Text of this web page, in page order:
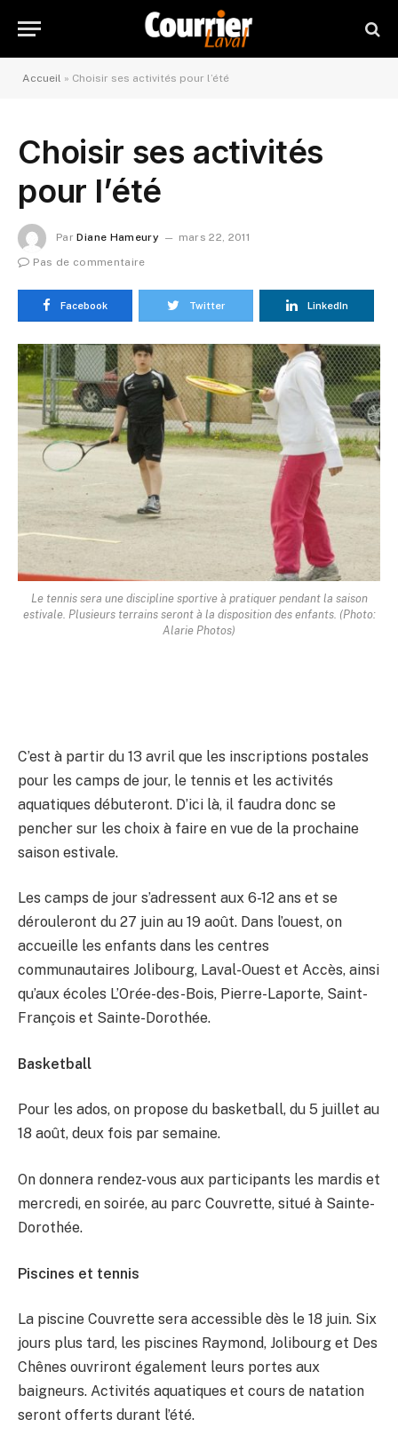
Accueil » Choisir ses activités pour l’été
Choisir ses activités
pour l’été
Par Diane Hameury
mars 22, 2011
Pas de commentaire
Facebook Twitter LinkedIn
Le tennis sera une discipline sportive à pratiquer pendant la saison
estivale. Plusieurs terrains seront à la disposition des enfants. (Photo:
Alarie Photos)
C’est à partir du 13 avril que les inscriptions postales
pour les camps de jour, le tennis et les activités
aquatiques débuteront. D’ici là, il faudra donc se
pencher sur les choix à faire en vue de la prochaine
saison estivale.
Les camps de jour s’adressent aux 6-12 ans et se
dérouleront du 27 juin au 19 août. Dans l’ouest, on
accueille les enfants dans les centres
communautaires Jolibourg, Laval-Ouest et Accès, ainsi
qu’aux écoles L’Orée-des-Bois, Pierre-Laporte, Saint-
François et Sainte-Dorothée.
Basketball
Pour les ados, on propose du basketball, du 5 juillet au
18 août, deux fois par semaine.
On donnera rendez-vous aux participants les mardis et
mercredi, en soirée, au parc Couvrette, situé à Sainte-
Dorothée.
Piscines et tennis
La piscine Couvrette sera accessible dès le 18 juin. Six
jours plus tard, les piscines Raymond, Jolibourg et Des
Chênes ouvriront également leurs portes aux
baigneurs. Activités aquatiques et cours de natation
seront offerts durant l’été.